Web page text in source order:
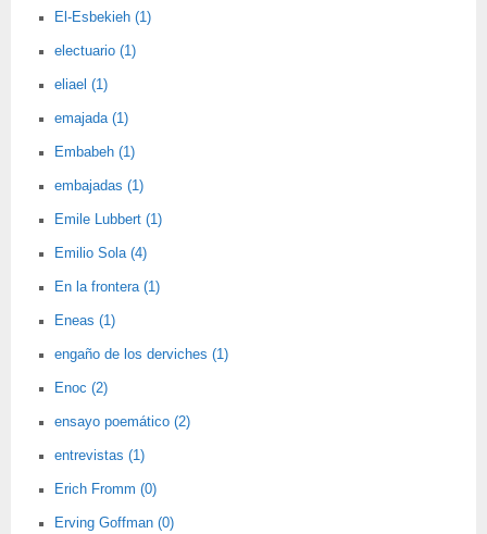
El-Esbekieh (1)
electuario (1)
eliael (1)
emajada (1)
Embabeh (1)
embajadas (1)
Emile Lubbert (1)
Emilio Sola (4)
En la frontera (1)
Eneas (1)
engaño de los derviches (1)
Enoc (2)
ensayo poemático (2)
entrevistas (1)
Erich Fromm (0)
Erving Goffman (0)